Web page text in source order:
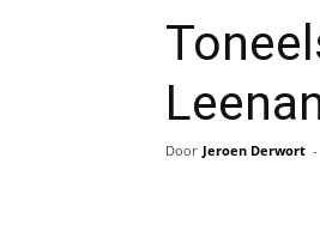
Door Jeroen Derwort -